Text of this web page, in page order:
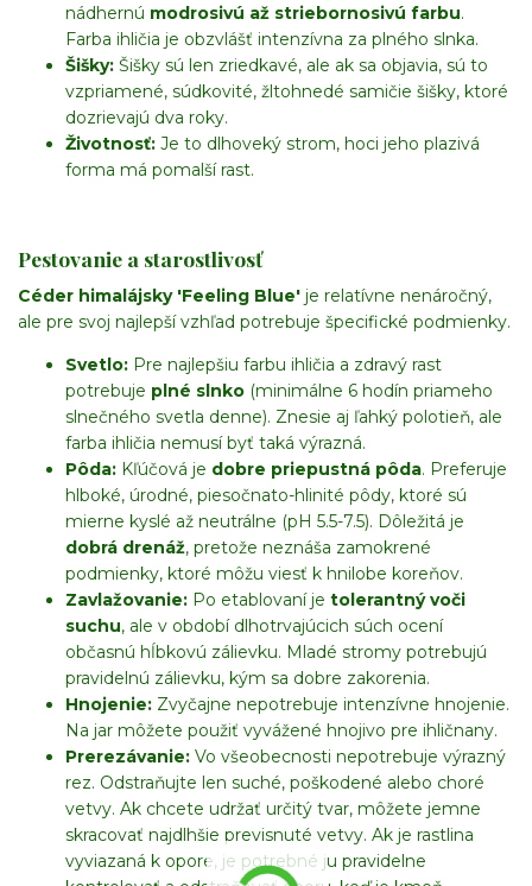
nádhernú modrosivú až striebornosivú farbu.
Farba ihličia je obzvlášť intenzívna za plného slnka.
Šišky: Šišky sú len zriedkavé, ale ak sa objavia, sú to
vzpriamené, súdkovité, žltohnedé samičie šišky, ktoré
dozrievajú dva roky.
Životnosť: Je to dlhoveký strom, hoci jeho plazivá
forma má pomalší rast.
Pestovanie a starostlivosť
Céder himalájsky 'Feeling Blue' je relatívne nenáročný,
ale pre svoj najlepší vzhľad potrebuje špecifické podmienky.
Svetlo: Pre najlepšiu farbu ihličia a zdravý rast
potrebuje plné slnko (minimálne 6 hodín priameho
slnečného svetla denne). Znesie aj ľahký polotieň, ale
farba ihličia nemusí byť taká výrazná.
Pôda: Kľúčová je dobre priepustná pôda. Preferuje
hlboké, úrodné, piesočnato-hlinité pôdy, ktoré sú
mierne kyslé až neutrálne (pH 5.5-7.5). Dôležitá je
dobrá drenáž, pretože neznáša zamokrené
podmienky, ktoré môžu viesť k hnilobe koreňov.
Zavlažovanie: Po etablovaní je tolerantný voči
suchu, ale v období dlhotrvajúcich súch ocení
občasnú hĺbkovú zálievku. Mladé stromy potrebujú
pravidelnú zálievku, kým sa dobre zakorenia.
Hnojenie: Zvyčajne nepotrebuje intenzívne hnojenie.
Na jar môžete použiť vyvážené hnojivo pre ihličnany.
Prerezávanie: Vo všeobecnosti nepotrebuje výrazný
rez. Odstraňujte len suché, poškodené alebo choré
vetvy. Ak chcete udržať určitý tvar, môžete jemne
skracovať najdlhšie previsnuté vetvy. Ak je rastlina
vyviazaná k opore, je potrebné ju pravidelne